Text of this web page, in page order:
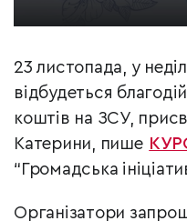
23 листопада, у
відбудеться
коштів на ЗСУ,
Катерини, пише
“Громадська
Організатори